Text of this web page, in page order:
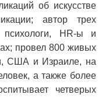
об искусстве
автор трех
HR-ы и
провел 800 живых
США и Израиле, на
а также более
четверых